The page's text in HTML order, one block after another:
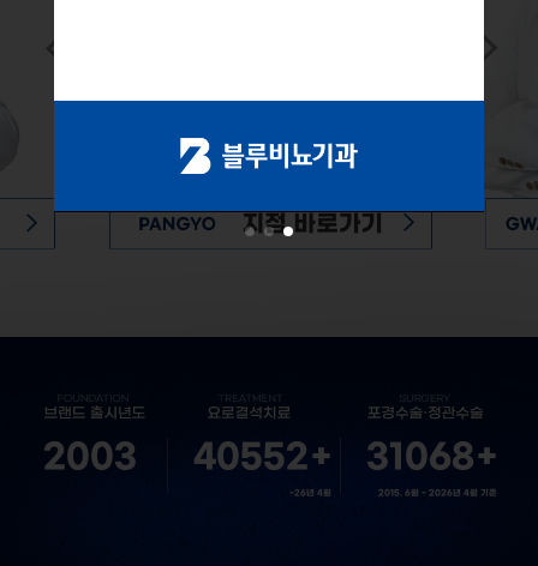
2003 40552+
~26년 4월
31068+
2015. 6월 ~ 2026년 4월 기준